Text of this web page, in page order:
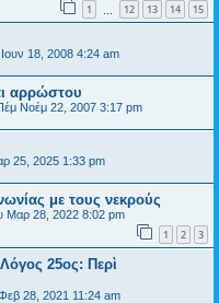
1 12 13 14 15
Ιουν 18, 2008 4:24 am
αρρώστου
Νοέμ 22, 2007 3:17 pm
25, 2025 1:33 pm
με τους νεκρούς
Μαρ 28, 2022 8:02 pm
1 2 3
25ος: Περὶ
28, 2021 11:24 am